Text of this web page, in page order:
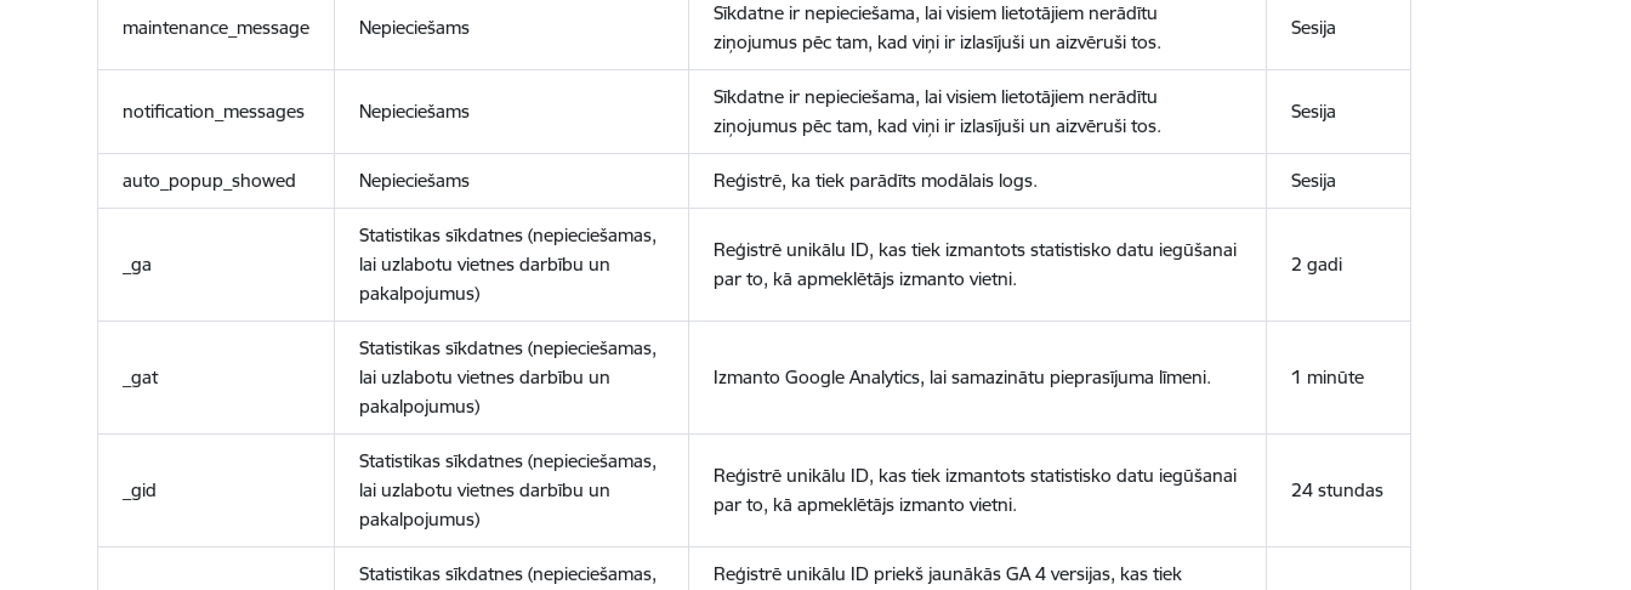
maintenance_message Nepieciešams
Sīkdatne ir nepieciešama, lai visiem lietotājiem nerādītu
ziņojumus pēc tam, kad viņi ir izlasījuši un aizvēruši tos.
Sesija
notification_messages Nepieciešams
Sīkdatne ir nepieciešama, lai visiem lietotājiem nerādītu
ziņojumus pēc tam, kad viņi ir izlasījuši un aizvēruši tos.
Sesija
auto_popup_showed Nepieciešams Reģistrē, ka tiek parādīts modālais logs. Sesija
_ga
Statistikas sīkdatnes (nepieciešamas,
lai uzlabotu vietnes darbību un
pakalpojumus)
Reģistrē unikālu ID, kas tiek izmantots statistisko datu iegūšanai
par to, kā apmeklētājs izmanto vietni.
2 gadi
_gat
Statistikas sīkdatnes (nepieciešamas,
lai uzlabotu vietnes darbību un
pakalpojumus)
Izmanto Google Analytics, lai samazinātu pieprasījuma līmeni. 1 minūte
_gid
Statistikas sīkdatnes (nepieciešamas,
lai uzlabotu vietnes darbību un
pakalpojumus)
Reģistrē unikālu ID, kas tiek izmantots statistisko datu iegūšanai
par to, kā apmeklētājs izmanto vietni.
24 stundas
Statistikas sīkdatnes (nepieciešamas,
Reģistrē unikālu ID priekš jaunākās GA 4 versijas, kas tiek